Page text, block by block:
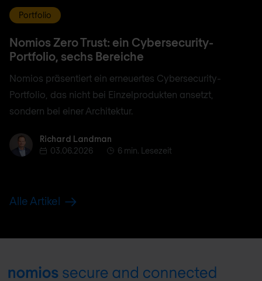
Portfolio
Nomios Zero Trust: ein Cybersecurity-
Portfolio, sechs Bereiche
Nomios präsentiert ein erneuertes Cybersecurity-
Portfolio, das nicht bei Einzelprodukten ansetzt,
sondern bei einer Architektur.
Richard Landman
Richard Landman
03.06.2026
6 min. Lesezeit
Alle Artikel
Footer